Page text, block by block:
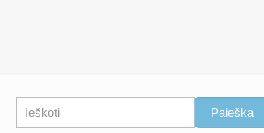
Paieška Paieška